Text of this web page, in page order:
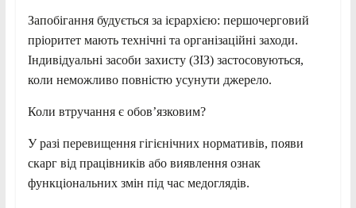
Запобігання будується за ієрархією: першочерговий
пріоритет мають технічні та організаційні заходи.
Індивідуальні засоби захисту (ЗІЗ) застосовуються,
коли неможливо повністю усунути джерело.
Коли втручання є обов’язковим?
У разі перевищення гігієнічних нормативів, появи
скарг від працівників або виявлення ознак
функціональних змін під час медоглядів.